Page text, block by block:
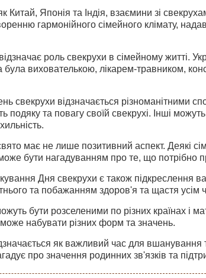
Китай, Японія та Індія, взаємини зі
гармонійного сімейного клімату,
роль свекрухи в сімейному житті.
вихователькою, лікарем-травником,
свекрухи відзначається різноманітними
та повагу своїй свекрухі. Інші
має не лише позитивний аспект. Деякі
бути нагадуванням про те, що
Дня свекрухи є також підкреслення
та побажанням здоров'я та щастя усім
бути розселеними по різних країнах і
набувати різних форм та значень.
як важливий час для вшанування
про значення родинних зв'язків та